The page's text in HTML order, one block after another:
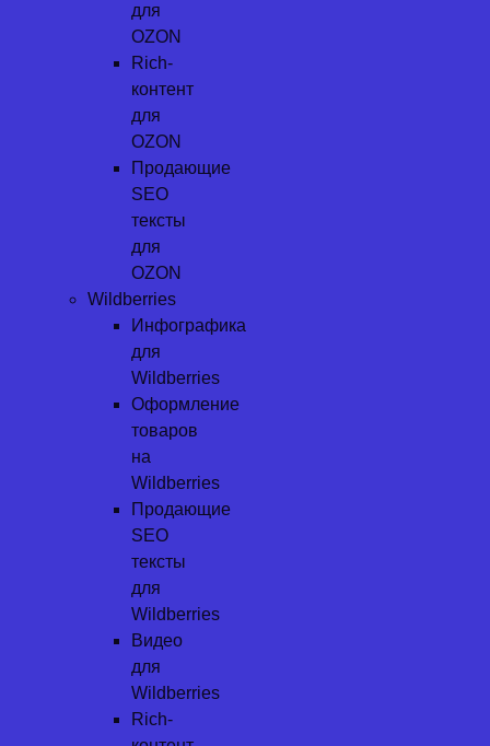
для
OZON
Rich-
контент
для
OZON
Продающие
SEO
тексты
для
OZON
Wildberries
Инфографика
для
Wildberries
Оформление
товаров
на
Wildberries
Продающие
SEO
тексты
для
Wildberries
Видео
для
Wildberries
Rich-